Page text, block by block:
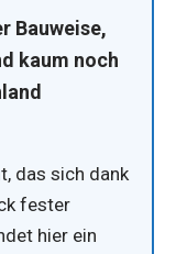
Bauweise,
kaum noch
das sich dank
fester
hier ein